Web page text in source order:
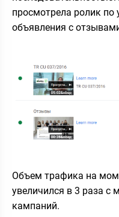
просмотрела ролик по
объявления с
Объем трафика на
увеличился в 3 раза с
кампаний.